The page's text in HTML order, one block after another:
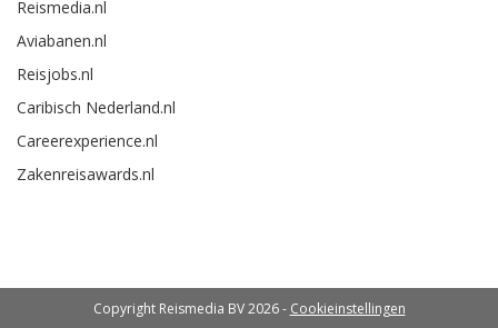
Reismedia.nl
Aviabanen.nl
Reisjobs.nl
Caribisch Nederland.nl
Careerexperience.nl
Zakenreisawards.nl
Copyright Reismedia BV 2026 - Cookieinstellingen